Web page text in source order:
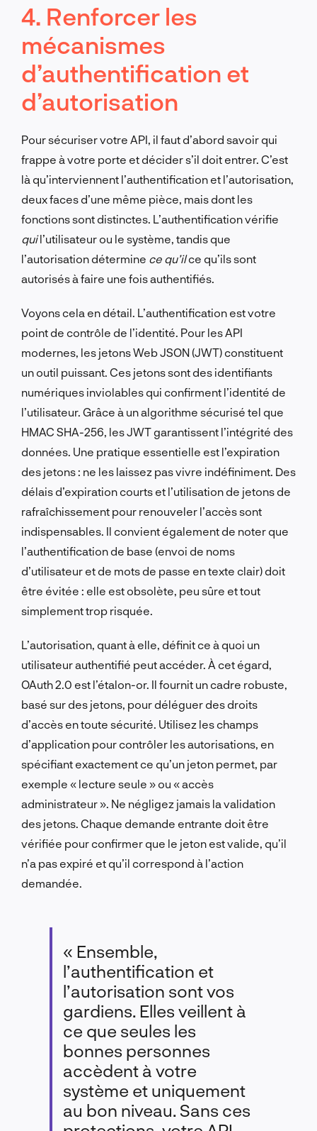
4. Renforcer les
mécanismes
d’authentification et
d’autorisation
Pour sécuriser votre API, il faut d’abord savoir qui
frappe à votre porte et décider s’il doit entrer. C’est
là qu’interviennent l’authentification et l’autorisation,
deux faces d’une même pièce, mais dont les
fonctions sont distinctes. L’authentification vérifie
quil’utilisateur ou le système, tandis que
l’autorisation détermine ce qu’ilce qu’ils sont
autorisés à faire une fois authentifiés.
Voyons cela en détail. L’authentification est votre
point de contrôle de l’identité. Pour les API
modernes, les jetons Web JSON (JWT) constituent
un outil puissant. Ces jetons sont des identifiants
numériques inviolables qui confirment l’identité de
l’utilisateur. Grâce à un algorithme sécurisé tel que
HMAC SHA-256, les JWT garantissent l’intégrité des
données. Une pratique essentielle est l’expiration
des jetons : ne les laissez pas vivre indéfiniment. Des
délais d’expiration courts et l’utilisation de jetons de
rafraîchissement pour renouveler l’accès sont
indispensables. Il convient également de noter que
l’authentification de base (envoi de noms
d’utilisateur et de mots de passe en texte clair) doit
être évitée : elle est obsolète, peu sûre et tout
simplement trop risquée.
L’autorisation, quant à elle, définit ce à quoi un
utilisateur authentifié peut accéder. À cet égard,
OAuth 2.0 est l’étalon-or. Il fournit un cadre robuste,
basé sur des jetons, pour déléguer des droits
d’accès en toute sécurité. Utilisez les champs
d’application pour contrôler les autorisations, en
spécifiant exactement ce qu’un jeton permet, par
exemple « lecture seule » ou « accès
administrateur ». Ne négligez jamais la validation
des jetons. Chaque demande entrante doit être
vérifiée pour confirmer que le jeton est valide, qu’il
n’a pas expiré et qu’il correspond à l’action
demandée.
« Ensemble,
l’authentification et
l’autorisation sont vos
gardiens. Elles veillent à
ce que seules les
bonnes personnes
accèdent à votre
système et uniquement
au bon niveau. Sans ces